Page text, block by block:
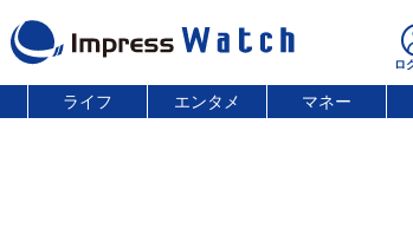
ライフ エンタメ マネー